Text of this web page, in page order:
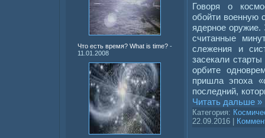
Что есть время? What is time? -
11.01.2008
Говоря о
обойти военную
ядерное оружие.
считанные
слежения и
засекали
орбите
пришла эпоха
последний,
Читать дальше »
Категория:
22.09.2016 |